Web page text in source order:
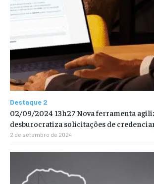
Destaque 2
02/09/2024 13h27 Nova ferramenta
desburocratiza solicitações de
2 de setembro de 2024